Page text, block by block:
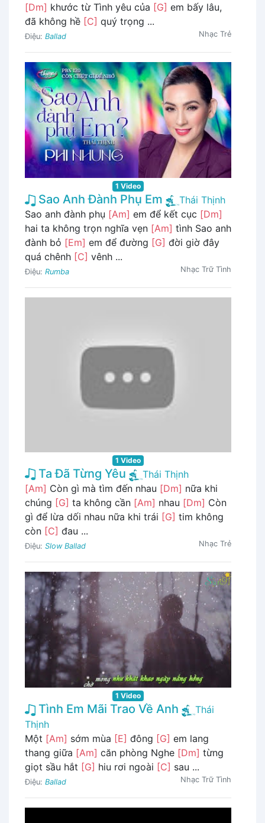
[Dm] khước từ Tình yêu của [G] em bấy lâu,
đã không hề [C] quý trọng ...
Điệu: Ballad Nhạc Trẻ
1 Video
Sao Anh Đành Phụ Em
Thái Thịnh
Sao anh đành phụ [Am] em để kết cục [Dm]
hai ta không trọn nghĩa vẹn [Am] tình Sao anh
đành bỏ [Em] em để đường [G] đời giờ đây
quá chênh [C] vênh ...
Điệu: Rumba Nhạc Trữ Tình
1 Video
Ta Đã Từng Yêu
Thái Thịnh
[Am] Còn gì mà tìm đến nhau [Dm] nữa khi
chúng [G] ta không cần [Am] nhau [Dm] Còn
gì để lừa dối nhau nữa khi trái [G] tim không
còn [C] đau ...
Điệu: Slow Ballad Nhạc Trẻ
1 Video
Tình Em Mãi Trao Về Anh
Thái
Thịnh
Một [Am] sớm mùa [E] đông [G] em lang
thang giữa [Am] căn phòng Nghe [Dm] từng
giọt sầu hắt [G] hiu rơi ngoài [C] sau ...
Điệu: Ballad Nhạc Trữ Tình